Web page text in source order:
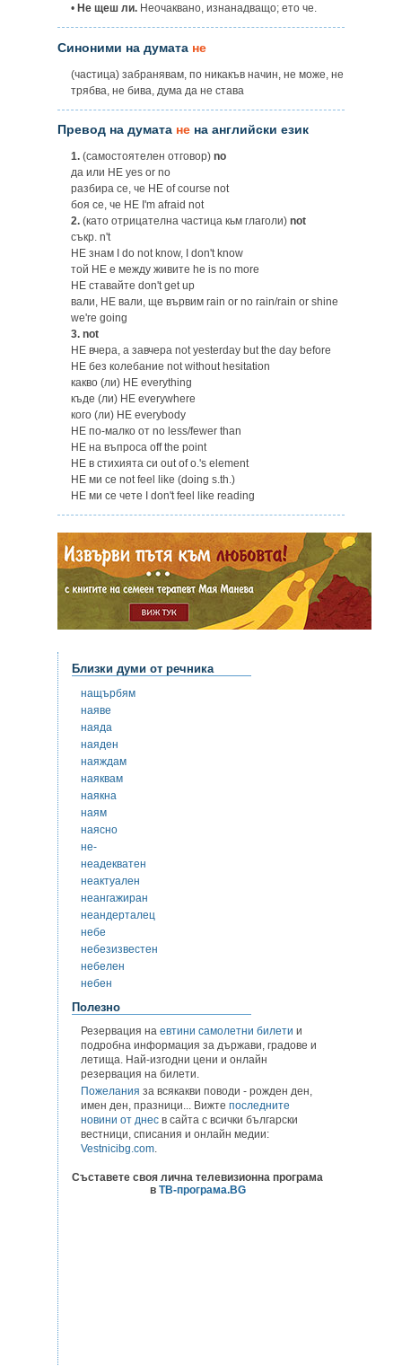
• Не щеш ли. Неочаквано, изнанадващо; ето че.
Синоними на думата не
(частица) забранявам, по никакъв начин, не може, не
трябва, не бива, дума да не става
Превод на думата не на английски език
1. (самостоятелен отговор) no
да или НЕ yes or no
разбира се, че НЕ of course not
боя се, че НЕ I'm afraid not
2. (като отрицателна частица кьм глаголи) not
съкр. n't
НЕ знам I do not know, I don't know
той НЕ е между живите he is no more
НЕ ставайте don't get up
вали, НЕ вали, ще вървим rain or no rain/rain or shine
we're going
3. not
НЕ вчера, а завчера not yesterday but the day before
НЕ без колебание not without hesitation
какво (ли) НЕ everything
къде (ли) НЕ everywhere
кого (ли) НЕ everybody
НЕ по-малко от no less/fewer than
НЕ на въпроса off the point
НЕ в стихията си out of o.'s element
НЕ ми се not feel like (doing s.th.)
НЕ ми се чете I don't feel like reading
Близки думи от речника
нащърбям
наяве
наяда
наяден
наяждам
наяквам
наякна
наям
наясно
не-
неадекватен
неактуален
неангажиран
неандерталец
небе
небезизвестен
небелен
небен
Полезно
Резервация на евтини самолетни билети и
подробна информация за държави, градове и
летища. Най-изгодни цени и онлайн
резервация на билети.
Пожелания за всякакви поводи - рожден ден,
имен ден, празници... Вижте последните
новини от днес в сайта с всички български
вестници, списания и онлайн медии:
Vestnicibg.com.
Съставете своя лична телевизионна програма
в ТВ-програма.BG